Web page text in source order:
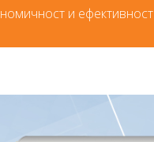
и ефективност